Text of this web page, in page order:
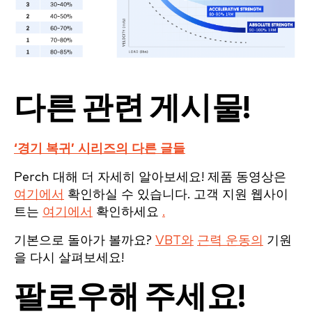
다른 관련 게시물!
‘경기 복귀’ 시리즈의 다른 글들
Perch 대해 더 자세히 알아보세요! 제품 동영상은
여기에서 확인하실 수 있습니다. 고객 지원 웹사이
트는 여기에서 확인하세요 .
기본으로 돌아가 볼까요? VBT와 근력 운동의 기원
을 다시 살펴보세요!
팔로우해 주세요!